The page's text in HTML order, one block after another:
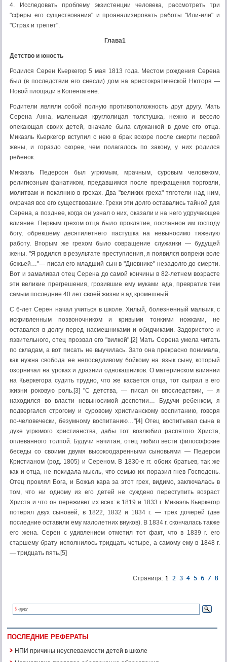
4. Исследовать проблему экзистенции человека, рассмотреть три
"сферы его существования" и проанализировать работы "Или-или" и
"Страх и трепет".
Глава1
Детство и юность
Родился Серен Кьеркегор 5 мая 1813 года. Местом рождения Серена
был (в последствии его снесли) дом на аристократической Нюторв —
Новой площади в Копенгагене.
Родители являли собой полную противоположность друг другу. Мать
Серена Анна, маленькая круглолицая толстушка, нежно и весело
опекающая своих детей, вначале была служанкой в доме его отца.
Микаэль Кьеркегор вступил с нею в брак вскоре после смерти первой
жены, и гораздо скорее, чем полагалось по закону, у них родился
ребенок.
Микаэль Педерсон был угрюмым, мрачным, суровым человеком,
религиозным фанатиком, предавшимся после прекращения торговли,
молитвам и покаянию в грехах. Два "великих греха" тяготели над ним,
омрачая все его существование. Грехи эти долго оставались тайной для
Серена, а позднее, когда он узнал о них, оказали и на него удручающее
влияние. Первым грехом отца было проклятие, посланное им господу
богу, обрекшему десятилетнего пастушка на невыносимо тяжелую
работу. Вторым же грехом было совращение служанки — будущей
жены. "Я родился в результате преступления, я появился вопреки воле
божьей…"— писал его младший сын в "Дневнике" незадолго до смерти.
Вот и замаливал отец Серена до самой кончины в 82-летнем возрасте
эти великие прегрешения, грозившие ему муками ада, превратив тем
самым последние 40 лет своей жизни в ад кромешный.
С 6-лет Серен начал учиться в школе. Хилый, болезненный мальчик, с
искривленным позвоночником и кривыми тонкими ножками, не
оставался в долгу перед насмешниками и обидчиками. Задористого и
язвительного, отец прозвал его "вилкой".[2] Мать Серена умела читать
по складам, а вот писать не выучилась. Зато она прекрасно понимала,
как нужна свобода ее непоседливому бойкому на язык сыну, который
озорничал на уроках и дразнил однокашников. О материнском влиянии
на Кьеркегора судить трудно, что же касается отца, тот сыграл в его
жизни роковую роль.[3] "С детства, — писал он впоследствии, — я
находился во власти невыносимой деспотии… Будучи ребенком, я
подвергался строгому и суровому христианскому воспитанию, говоря
по-человечески, безумному воспитанию…"[4] Отец воспитывал сына в
духе угрюмого христианства, дабы тот возлюбил распятого Христа,
оплеванного толпой. Будучи начитан, отец любил вести философские
беседы со своими двумя высокоодаренными сыновьями — Педером
Кристианом (род. 1805) и Сереном. В 1830-е гг. обоих братьев, так же
как и отца, не покидала мысль, что семью их поразил гнев Господень.
Отец проклял Бога, и Божья кара за этот грех, видимо, заключалась в
том, что ни одному из его детей не суждено переступить возраст
Христа и что он переживет их всех: в 1819 и 1833 г. Микаэль Кьеркегор
потерял двух сыновей, в 1822, 1832 и 1834 г. — трех дочерей (две
последние оставили ему малолетних внуков). В 1834 г. скончалась также
его жена. Серен с удивлением отметил тот факт, что в 1839 г. его
старшему брату исполнилось тридцать четыре, а самому ему в 1848 г.
— тридцать пять.[5]
Страница:
ПОСЛЕДНИЕ РЕФЕРАТЫ
НПИ причины неуспеваемости детей в школе